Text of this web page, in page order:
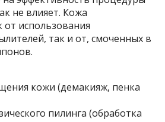
не влияет. Кожа
от использования
так и от, смоченных в
кожи (демакияж, пенка
пилинга (обработка